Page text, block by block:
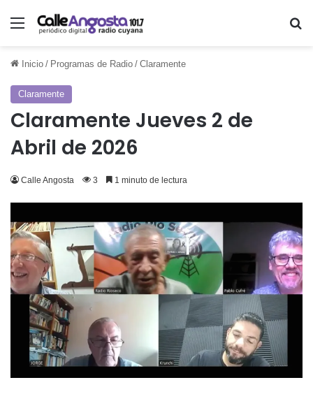
Menú
Inicio / Programas de Radio / Claramente
Claramente
Claramente Jueves 2 de
Abril de 2026
Calle Angosta 3 1 minuto de lectura